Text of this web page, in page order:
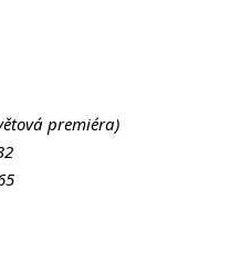
premiéra)